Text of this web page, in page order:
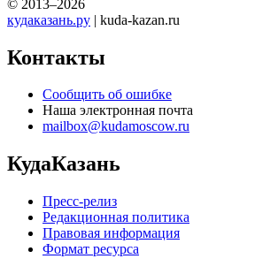
© 2013–2026
кудаказань.ру | kuda-kazan.ru
Контакты
Сообщить об ошибке
Наша электронная почта
mailbox@kudamoscow.ru
КудаКазань
Пресс-релиз
Редакционная политика
Правовая информация
Формат ресурса